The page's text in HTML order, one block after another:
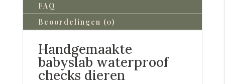
FAQ
Beoordelingen (0)
Handgemaakte
babyslab waterproof
checks dieren